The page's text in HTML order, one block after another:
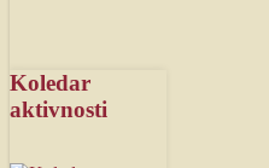
Koledar
aktivnosti